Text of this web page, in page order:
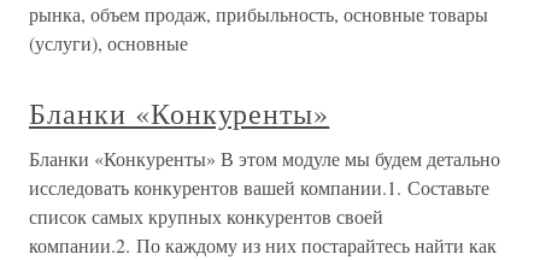
рынка, объем продаж, прибыльность, основные товары
(услуги), основные
Бланки «Конкуренты»
Бланки «Конкуренты» В этом модуле мы будем детально
исследовать конкурентов вашей компании.1. Составьте
список самых крупных конкурентов своей
компании.2. По каждому из них постарайтесь найти как